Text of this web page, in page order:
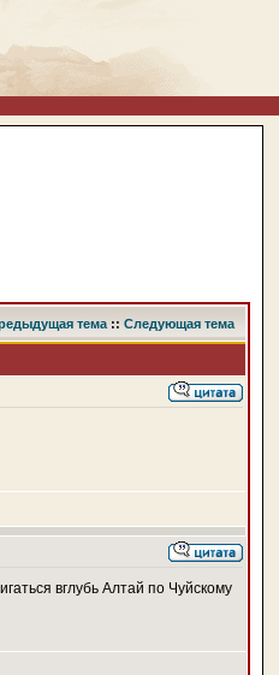
тема:: Следующая тема
вглубь Алтай по Чуйскому